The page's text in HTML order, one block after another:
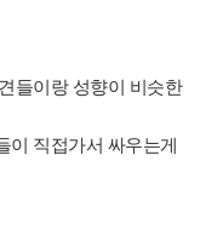
들이랑 성향이 비슷한
이 직접가서 싸우는게